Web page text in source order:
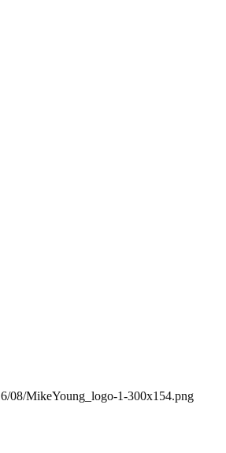
08/MikeYoung_logo-1-300x154.png